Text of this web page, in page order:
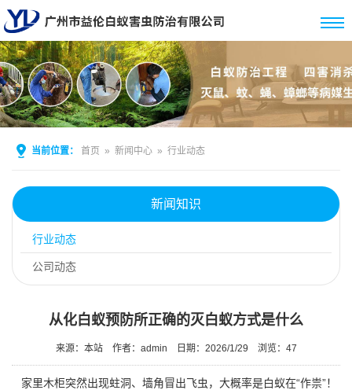
当前位置： 首页 » 新闻中心 » 行业动态
新闻知识
行业动态
公司动态
从化白蚁预防所正确的灭白蚁方式是什么
来源：本站 作者：admin 日期：2026/1/29 浏览： 47
家里木柜突然出现蛀洞、墙角冒出飞虫，大概率是白蚁在“作祟”！